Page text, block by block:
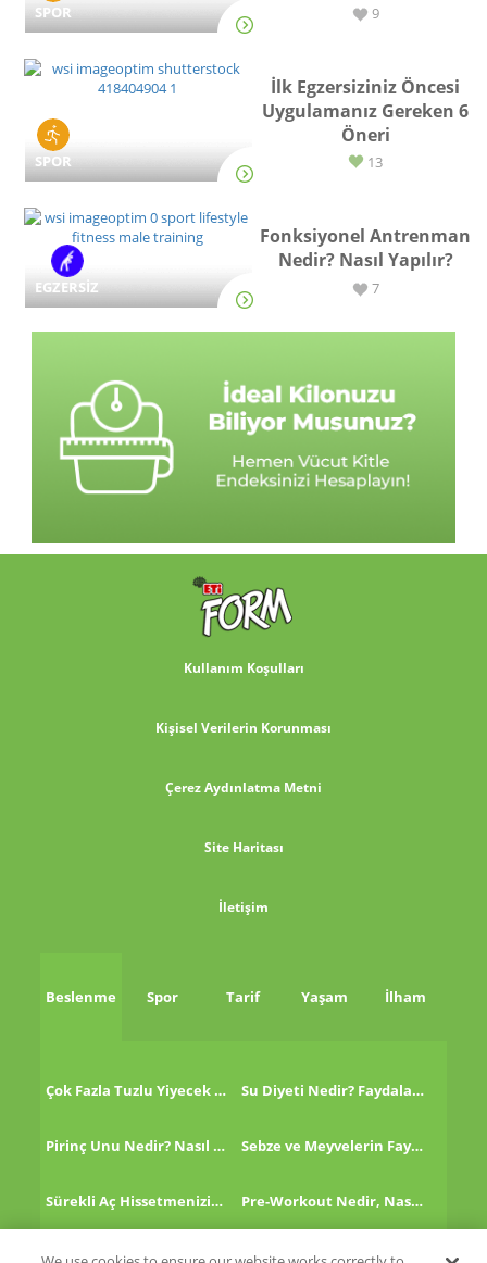
SPOR 9
SPOR
İlk Egzersiziniz Öncesi
Uygulamanız Gereken 6
Öneri
13
EGZERSİZ
Fonksiyonel Antrenman
Nedir? Nasıl Yapılır?
7
Kullanım Koşulları
Kişisel Verilerin Korunması
Çerez Aydınlatma Metni
Site Haritası
İletişim
Beslenme Spor Tarif Yaşam İlham
Çok Fazla Tuzlu Yiyecek Tükettikten Sonra Ne Yapmalı? Su Diyeti Nedir? Faydaları Nelerdir?
Pirinç Unu Nedir? Nasıl Tüketilir? Sebze ve Meyvelerin Faydaları!
Sürekli Aç Hissetmenizin 8 Nedeni! Pre-Workout Nedir, Nasıl Kullanılır?
Kinoa Nedir, Nasıl Tüketilir?